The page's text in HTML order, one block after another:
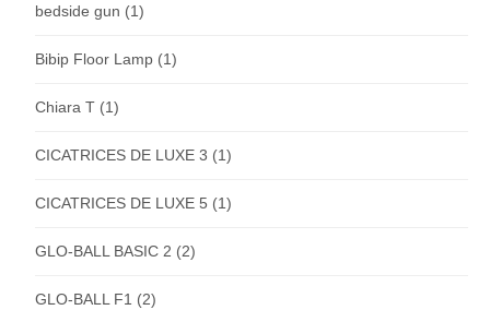
bedside gun (1)
Bibip Floor Lamp (1)
Chiara T (1)
CICATRICES DE LUXE 3 (1)
CICATRICES DE LUXE 5 (1)
GLO-BALL BASIC 2 (2)
GLO-BALL F1 (2)